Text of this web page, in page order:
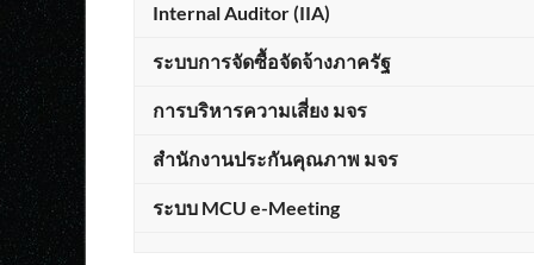
Internal Auditor (IIA)
ระบบการจัดซื้อจัดจ้างภาครัฐ
การบริหารความเสี่ยง มจร
สำนักงานประกันคุณภาพ มจร
ระบบ MCU e-Meeting